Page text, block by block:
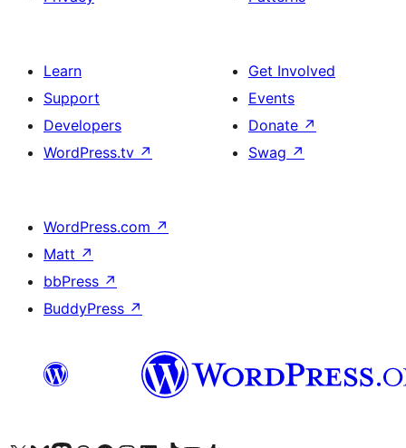
Learn
Support
Developers
WordPress.tv ↗
Get Involved
Events
Donate ↗
Swag ↗
WordPress.com ↗
Matt ↗
bbPress ↗
BuddyPress ↗